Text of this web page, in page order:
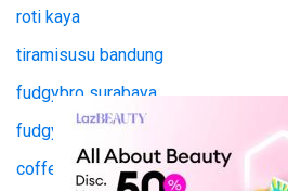
roti kaya
tiramisusu bandung
fudgybro surabaya
fudgy bro surabaya
coffee jago